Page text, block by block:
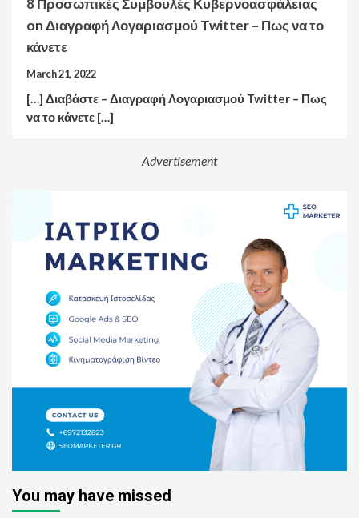
onΔιαγραφή Λογαριασμού Twitter – Πως να το
κάνετε
March 21, 2022
[…] Διαβάστε – Διαγραφή Λογαριασμού Twitter – Πως
να το κάνετε […]
Advertisement
You may have missed